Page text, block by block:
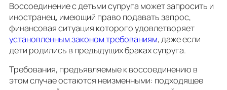
Воссоединение с детьми супруга может запросить и
иностранец, имеющий право подавать запрос,
финансовая ситуация которого удовлетворяет
установленным законом требованиям, даже если
дети родились в предыдущих браках супруга.
Требования, предъявляемые к воссоединению в
этом случае остаются неизменными: подходящее